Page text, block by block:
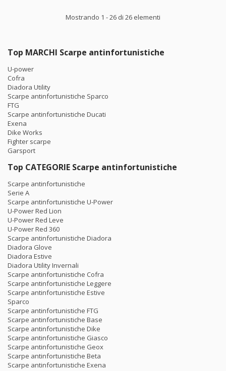
Mostrando 1 - 26 di 26 elementi
Top MARCHI Scarpe antinfortunistiche
U-power
Cofra
Diadora Utility
Scarpe antinfortunistiche Sparco
FTG
Scarpe antinfortunistiche Ducati
Exena
Dike Works
Fighter scarpe
Garsport
Top CATEGORIE Scarpe antinfortunistiche
Scarpe antinfortunistiche
Serie A
Scarpe antinfortunistiche U-Power
U-Power Red Lion
U-Power Red Leve
U-Power Red 360
Scarpe antinfortunistiche Diadora
Diadora Glove
Diadora Estive
Diadora Utility Invernali
Scarpe antinfortunistiche Cofra
Scarpe antinfortunistiche Leggere
Scarpe antinfortunistiche Estive
Sparco
Scarpe antinfortunistiche FTG
Scarpe antinfortunistiche Base
Scarpe antinfortunistiche Dike
Scarpe antinfortunistiche Giasco
Scarpe antinfortunistiche Geox
Scarpe antinfortunistiche Beta
Scarpe antinfortunistiche Exena